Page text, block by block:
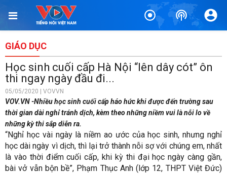
GIÁO DỤC
Học sinh cuối cấp Hà Nội “lên dây cót” ôn
thi ngay ngày đầu đi...
05/05/2020 | VOVVN
VOV.VN -Nhiều học sinh cuối cấp háo hức khi được đến trường sau
thời gian dài nghỉ tránh dịch, kèm theo những niềm vui là nỗi lo về
những kỳ thi sắp diễn ra.
“Nghỉ học vài ngày là niềm ao ước của học sinh, nhưng nghỉ
học dài ngày vì dịch, thì lại trở thành nỗi sợ với chúng em, nhất
là vào thời điểm cuối cấp, khi kỳ thi đại học ngày càng gần,
bài vở vẫn bộn bề”, Phạm Thục Anh (lớp 12, THPT Việt Đức)